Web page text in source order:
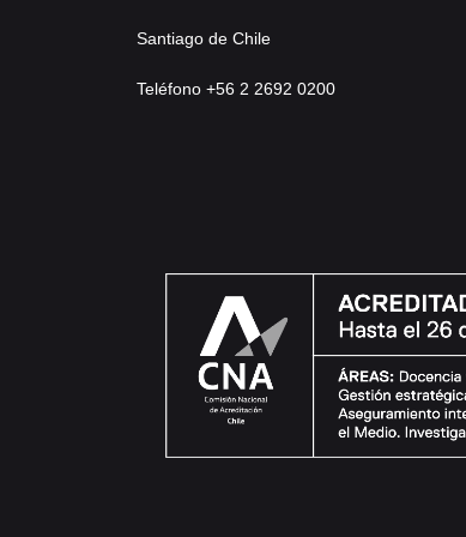
Santiago de Chile
Teléfono +56 2 2692 0200